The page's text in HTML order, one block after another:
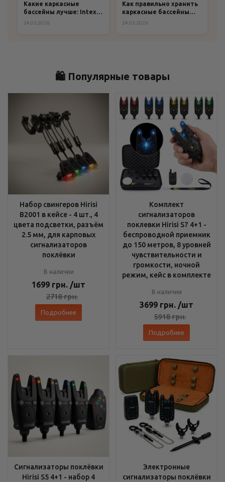
Какие каркасные
бассейны лучше: Intex
или Bestway?
24.03.2026
Как правильно хранить
каркасные бассейны
зимой: пошаговая
24.03.2026
🛍️ Популярные товары
Набор свингеров Hirisi
B2001 в кейсе - 4 шт., 4
цвета подсветки, разъём
2.5 мм, для карповых
сигнализаторов
поклёвки
В наличии
1699 грн. /шт
2718грн.
Подробнее
Комплект
сигнализаторов
поклевки Hirisi S7 4+1 -
беспроводной приемник
до 150 метров, 8 уровней
чувствительности и
громкости, ночной
режим, кейс в комплекте
В наличии
3699 грн. /шт
5918грн.
Подробнее
Сигнализаторы поклёвки
Hirisi S5 4+1 - набор 4
Электронные
сигнализаторы поклёвки